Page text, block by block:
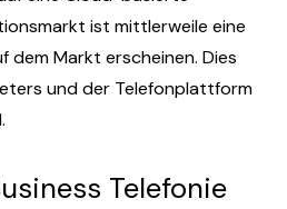
ist mittlerweile eine
dem Markt erscheinen. Dies
und der Telefonplattform
Telefonie